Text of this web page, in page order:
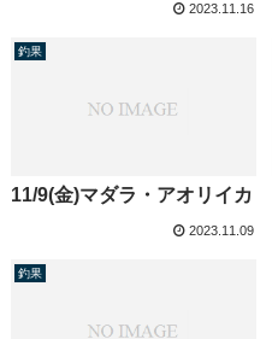
2023.11.16
釣果
11/9(金)マダラ・アオリイカ
2023.11.09
釣果